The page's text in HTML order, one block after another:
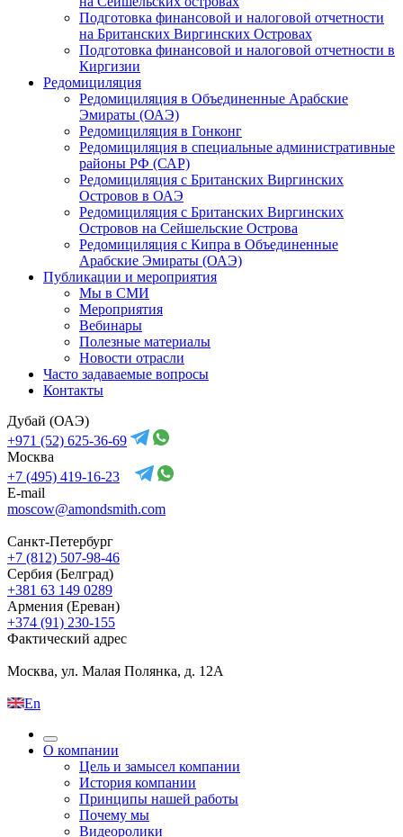
Подготовка финансовой и налоговой отчетности
на Британских Виргинских Островах
Подготовка финансовой и налоговой отчетности в
Киргизии
Редомициляция
Редомициляция в Объединенные Арабские
Эмираты (ОАЭ)
Редомициляция в Гонконг
Редомициляция в специальные административные
районы РФ (САР)
Редомициляция с Британских Виргинских
Островов в ОАЭ
Редомициляция с Британских Виргинских
Островов на Сейшельские Острова
Редомициляция с Кипра в Объединенные
Арабские Эмираты (ОАЭ)
Публикации и мероприятия
Мы в СМИ
Мероприятия
Вебинары
Полезные материалы
Новости отрасли
Часто задаваемые вопросы
Контакты
Дубай (ОАЭ)
+971 (52) 625-36-69
Москва
+7 (495) 419-16-23
E-mail
moscow@amondsmith.com
Санкт-Петербург
+7 (812) 507-98-46
Сербия (Белград)
+381 63 149 0289
Армения (Ереван)
+374 (91) 230-155
Фактический адрес
Москва, ул. Малая Полянка, д. 12А
En
О компании
Цель и замысел компании
История компании
Принципы нашей работы
Почему мы
Видеоролики